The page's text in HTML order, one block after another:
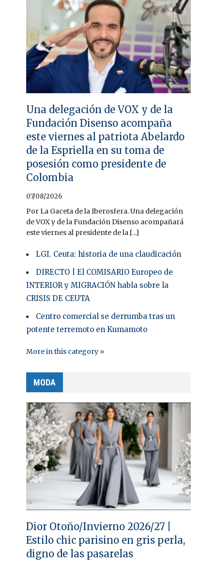
Una delegación de VOX y de la
Fundación Disenso acompaña
este viernes al patriota Abelardo
de la Espriella en su toma de
posesión como presidente de
Colombia
07/08/2026
Por La Gaceta de la Iberosfera. Una delegación
de VOX y de la Fundación Disenso acompañará
este viernes al presidente de la [...]
LGI. Ceuta: historia de una claudicación
DIRECTO | El COMISARIO Europeo de
INTERIOR y MIGRACIÓN habla sobre la
CRISIS DE CEUTA
Centro comercial se derrumba tras un
potente terremoto en Kumamoto
More in this category »
MODA
Dior Otoño/Invierno 2026/27 |
Estilo chic parisino en gris perla,
digno de las pasarelas